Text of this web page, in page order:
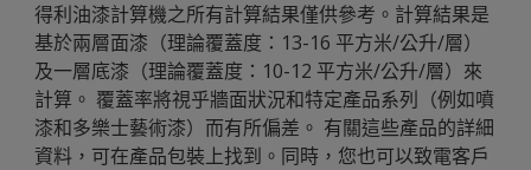
得利油漆計算機之所有計算結果僅供參考。計算結果是
基於兩層面漆（理論覆蓋度：13-16 平方米/公升/層）
及一層底漆（理論覆蓋度：10-12 平方米/公升/層）來
計算。 覆蓋率將視乎牆面狀況和特定產品系列（例如噴
漆和多樂士藝術漆）而有所偏差。 有關這些產品的詳細
資料，可在產品包裝上找到。同時，您也可以致電客戶